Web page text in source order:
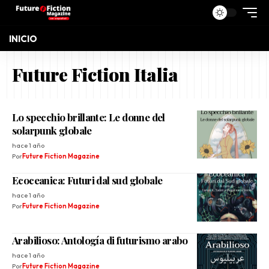
INICIO
Future Fiction Italia
Lo specchio brillante: Le donne del
solarpunk globale
hace 1 año
PorFuture Fiction Magazine
Ecoceanica: Futuri dal sud globale
hace 1 año
PorFuture Fiction Magazine
Arabilioso: Antología di futurismo arabo
hace 1 año
PorFuture Fiction Magazine